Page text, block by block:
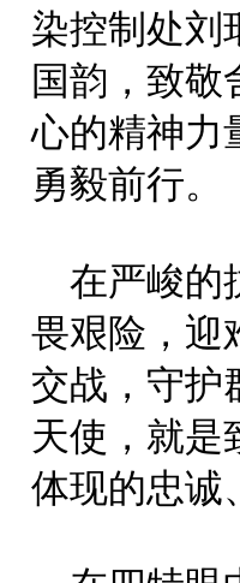
染控制处刘
国韵，致敬
心的精神力
勇毅前行。
在严峻的
畏艰险，迎
交战，守护
天使，就是
体现的忠诚